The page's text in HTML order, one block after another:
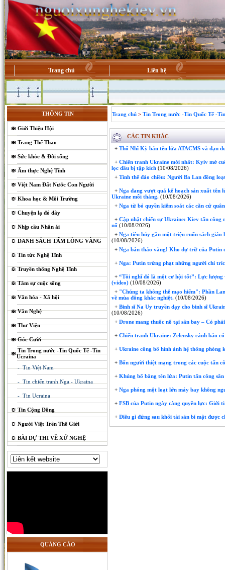
Trang chủ Liên hệ
THÔNG TIN
Giới Thiệu Hội
Trang Thể Thao
Sức khỏe & Đời sống
Ẩm thực Nghệ Tĩnh
Việt Nam Đất Nước Con Người
Khoa học & Môi Trường
Chuyện lạ đó đây
Nhịp cầu Nhân ái
DANH SÁCH TẤM LÒNG VÀNG
Tin tức Nghệ Tĩnh
Truyền thống Nghệ Tĩnh
Tâm sự cuộc sống
Văn hóa - Xã hội
Văn Nghệ
Thư Viện
Góc Cười
Tin Trong nước -Tin Quốc Tế -Tin
Ucraina
- Tin Việt Nam
- Tin chiến tranh Nga - Ukraina
- Tin Ucraina
Tin Cộng Đồng
Người Việt Trên Thế Giới
BÀI DỰ THI VỀ XỨ NGHỆ
QUẢNG CÁO
Trang chủ > Tin Trong nước -Tin Quốc Tế -
CÁC TIN KHÁC
+ Thổ Nhĩ Kỳ bán tên lửa ATACMS và đạn
+ Chiến tranh Ukraine mới nhất: Kyiv mở
lọc dầu bị tập kích (10/08/2026)
+ Tình thế đảo chiều: Người Ba Lan đồng
+ Nga đang vượt quá kế hoạch sản xuất tên
Ukraine mỗi tháng. (10/08/2026)
+ Nga từ bỏ quyền kiểm soát các căn cứ
+ Cập nhật chiến sự Ukraine: Kiev tấn công
nổ (10/08/2026)
+ Nga tiêu hủy gần một triệu cuốn sách giáo
(10/08/2026)
+ Nga bán tháo vàng! Kho dự trữ của Putin
+ Nga: Putin trừng phạt những người chỉ
+ “Tôi nghĩ đó là một cơ hội tốt”: Lực
(video) (10/08/2026)
+ "Chúng ta không thể mạo hiểm": Phần
về mùa đông khắc nghiệt. (10/08/2026)
+ Binh sĩ Na Uy truyền dạy cho binh sĩ
(10/08/2026)
+ Drone mang thuốc nổ tại sân bay – Có
+ Chiến tranh Ukraine: Zelensky cảnh báo
+ Ukraine công bố hình ảnh hệ thống phòng
+ Bốn người thiệt mạng trong các cuộc tấn
+ Khủng bố bằng tên lửa: Putin tấn công
+ Nga phóng một loạt lớn máy bay không
+ FSB của Putin ngày càng quyền lực: Giới
+ Điều gì đứng sau khối tài sản bí mật được